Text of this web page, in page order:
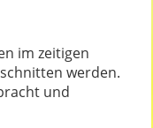
im zeitigen
werden.
und